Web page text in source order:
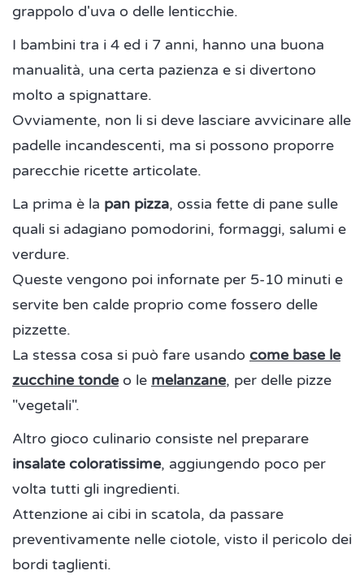
grappolo d'uva o delle lenticchie.
I bambini tra i 4 ed i 7 anni, hanno una buona
manualità, una certa pazienza e si divertono
molto a spignattare.
Ovviamente, non li si deve lasciare avvicinare alle
padelle incandescenti, ma si possono proporre
parecchie ricette articolate.
La prima è la pan pizza, ossia fette di pane sulle
quali si adagiano pomodorini, formaggi, salumi e
verdure.
Queste vengono poi infornate per 5-10 minuti e
servite ben calde proprio come fossero delle
pizzette.
La stessa cosa si può fare usando come base le
zucchine tondeo le melanzane, per delle pizze
"vegetali".
Altro gioco culinario consiste nel preparare
insalate coloratissime, aggiungendo poco per
volta tutti gli ingredienti.
Attenzione ai cibi in scatola, da passare
preventivamente nelle ciotole, visto il pericolo dei
bordi taglienti.